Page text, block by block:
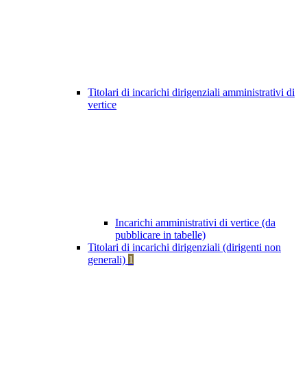
Titolari di incarichi dirigenziali amministrativi di
vertice
Incarichi amministrativi di vertice (da
pubblicare in tabelle)
Titolari di incarichi dirigenziali (dirigenti non
generali) 1